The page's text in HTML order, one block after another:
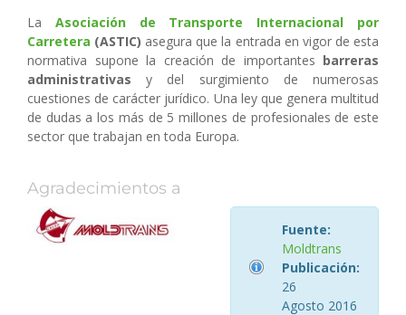
La
Asociación de Transporte Internacional por
Carretera (ASTIC) asegura que la entrada en vigor de esta
normativa supone la creación de importantes barreras
administrativas y del surgimiento de numerosas
cuestiones de carácter jurídico. Una ley que genera multitud
de dudas a los más de 5 millones de profesionales de este
sector que trabajan en toda Europa.
Agradecimientos a
Fuente:
Moldtrans
Publicación:
26
Agosto 2016